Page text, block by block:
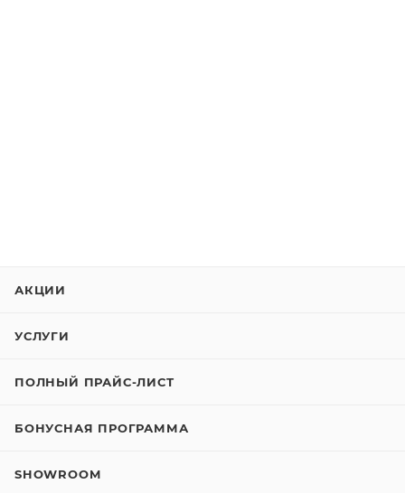
АКЦИИ
УСЛУГИ
ПОЛНЫЙ ПРАЙС-ЛИСТ
БОНУСНАЯ ПРОГРАММА
SHOWROOM